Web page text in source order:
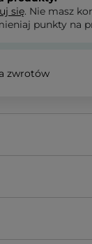
się. Nie masz
punkty na
zwrotów